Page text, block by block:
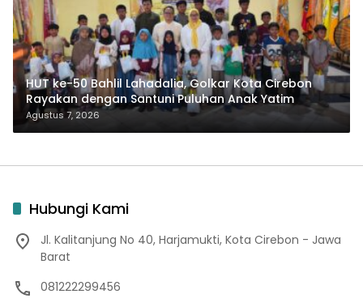
HUT ke-50 Bahlil Lahadalia, Golkar Kota Cirebon
Rayakan dengan Santuni Puluhan Anak Yatim
Agustus 7, 2026
Hubungi Kami
Jl. Kalitanjung No 40, Harjamukti, Kota Cirebon - Jawa
Barat
081222299456